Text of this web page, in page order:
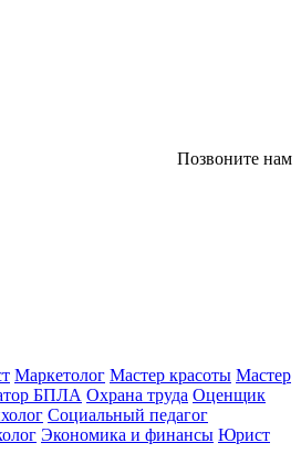
Позвоните нам
Маркетолог Мастер красоты Мастер
БПЛА Охрана труда Оценщик
Социальный педагог
Экономика и финансы Юрист